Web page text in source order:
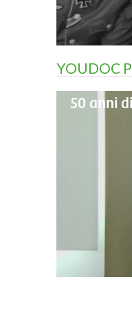
YOUDOC
50 anni